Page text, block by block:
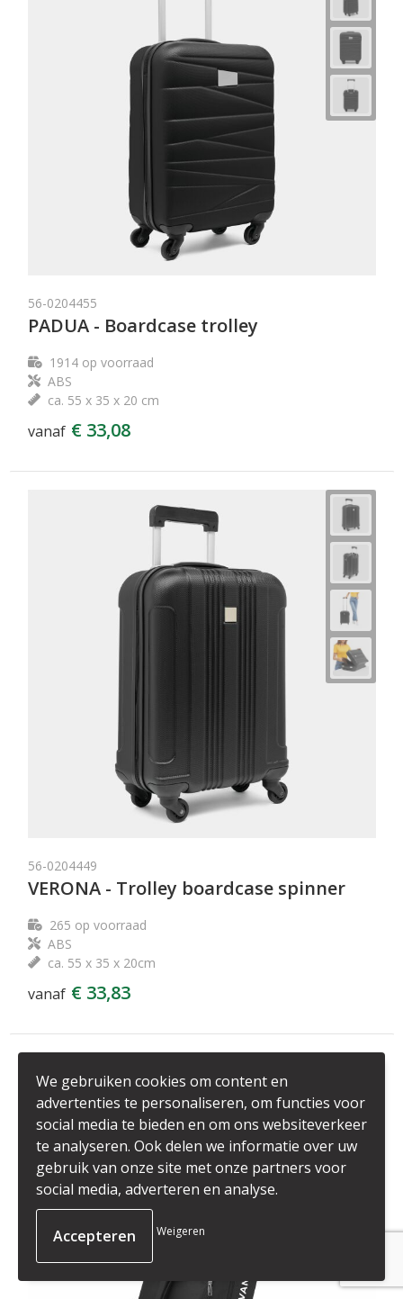
56-0204455
PADUA - Boardcase trolley
1914op voorraad
ABS
ca. 55 x 35 x 20 cm
vanaf € 33,08
56-0204449
VERONA - Trolley boardcase spinner
265 op voorraad
ABS
ca. 55 x 35 x 20cm
vanaf € 33,83
We gebruiken cookies om content en
advertenties te personaliseren, om functies voor
social media te bieden en om ons websiteverkeer
te analyseren. Ook delen we informatie over uw
gebruik van onze site met onze partners voor
social media, adverteren en analyse.
Weigeren